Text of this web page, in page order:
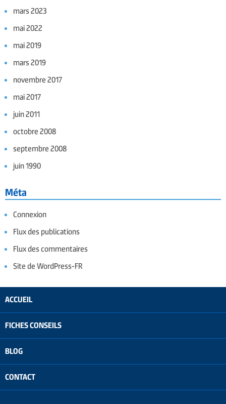
mars 2023
mai 2022
mai 2019
mars 2019
novembre 2017
mai 2017
juin 2011
octobre 2008
septembre 2008
juin 1990
Méta
Connexion
Flux des publications
Flux des commentaires
Site de WordPress-FR
ACCUEIL
FICHES CONSEILS
BLOG
CONTACT